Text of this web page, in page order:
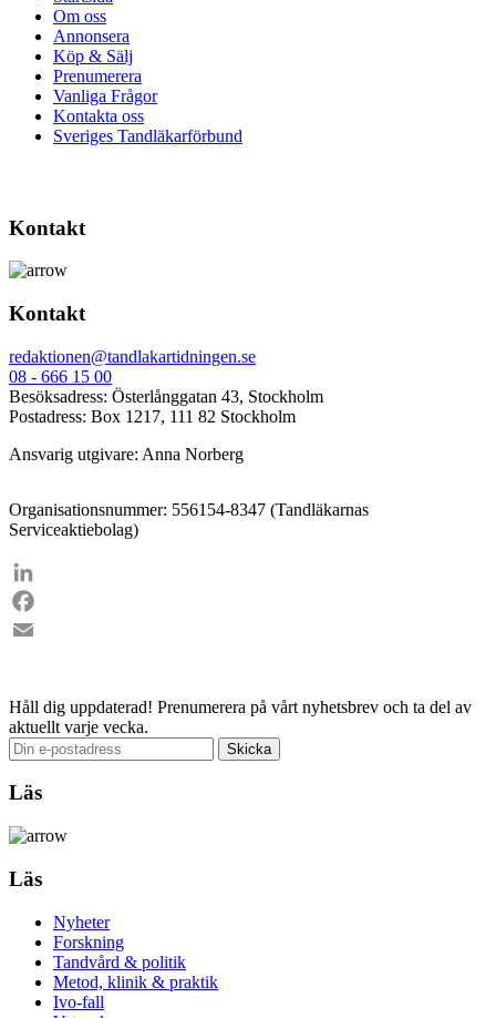
Om oss
Annonsera
Köp & Sälj
Prenumerera
Vanliga Frågor
Kontakta oss
Sveriges Tandläkarförbund
Kontakt
Kontakt
redaktionen@tandlakartidningen.se
08 - 666 15 00
Besöksadress: Österlånggatan 43, Stockholm
Postadress: Box 1217, 111 82 Stockholm
Ansvarig utgivare: Anna Norberg
Organisationsnummer: 556154-8347 (Tandläkarnas
Serviceaktiebolag)
LinkedIn
Facebook
Håll dig uppdaterad! Prenumerera på vårt nyhetsbrev och ta del av
aktuellt varje vecka.
Läs
Läs
Nyheter
Forskning
Tandvård & politik
Metod, klinik & praktik
Ivo-fall